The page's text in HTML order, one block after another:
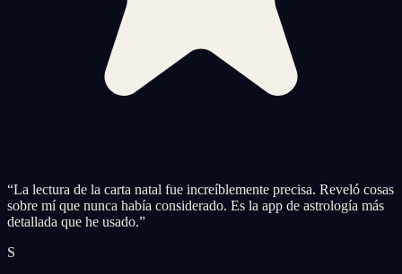
“La lectura de la carta natal fue increíblemente precisa. Reveló cosas
sobre mí que nunca había considerado. Es la app de astrología más
detallada que he usado.”
S